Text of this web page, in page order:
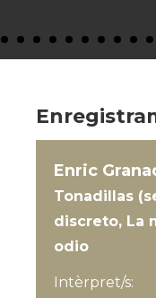
Enric
Tonadillas
discreto, La
odio
Intèrpret/s: